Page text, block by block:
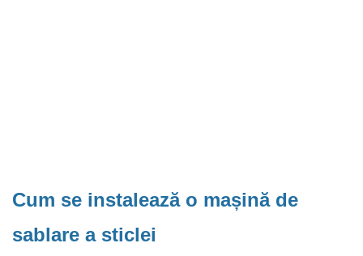
Cum se instalează o mașină de
sablare a sticlei